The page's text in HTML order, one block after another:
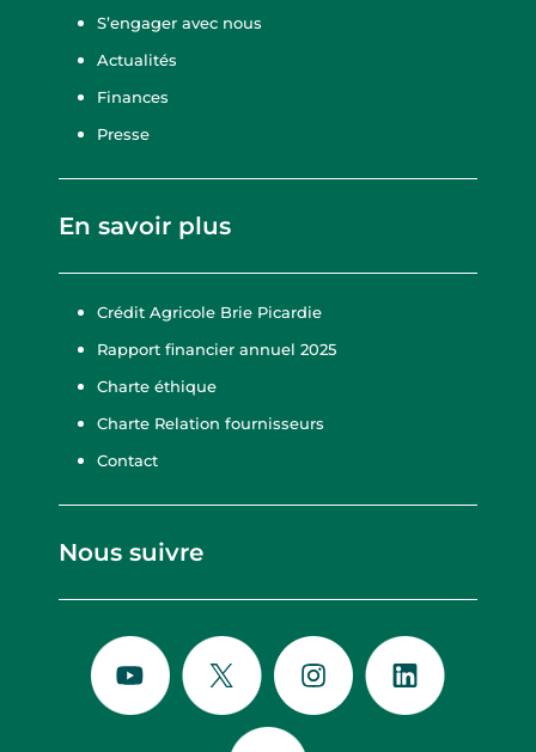
S’engager avec nous
Actualités
Finances
Presse
En savoir plus
Crédit Agricole Brie Picardie
Rapport financier annuel 2025
Charte éthique
Charte Relation fournisseurs
Contact
Nous suivre